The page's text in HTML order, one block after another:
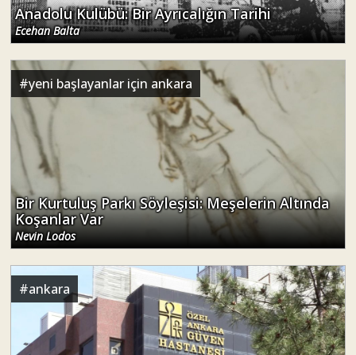
Anadolu Kulübü: Bir Ayrıcalığın Tarihi
Ecehan Balta
#yeni başlayanlar için ankara
Bir Kurtuluş Parkı Söyleşisi: Meşelerin Altında
Koşanlar Var
Nevin Lodos
#ankara